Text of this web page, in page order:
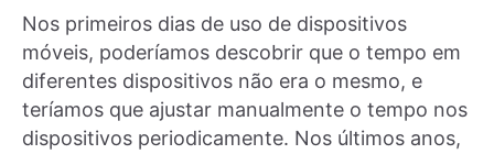
Nos primeiros dias de uso de dispositivos
móveis, poderíamos descobrir que o tempo em
diferentes dispositivos não era o mesmo, e
teríamos que ajustar manualmente o tempo nos
dispositivos periodicamente. Nos últimos anos,